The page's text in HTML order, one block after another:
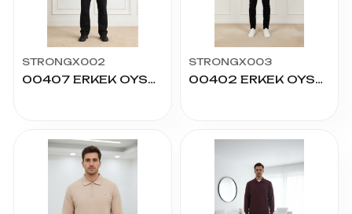
STRONGX002
00407 ERKEK OYSHO GÖMLEK YAKA ORTA BİYELİ FERM
STRONGX003
00402 ERKEK OYSHO ROBALI SIFIR YAKA